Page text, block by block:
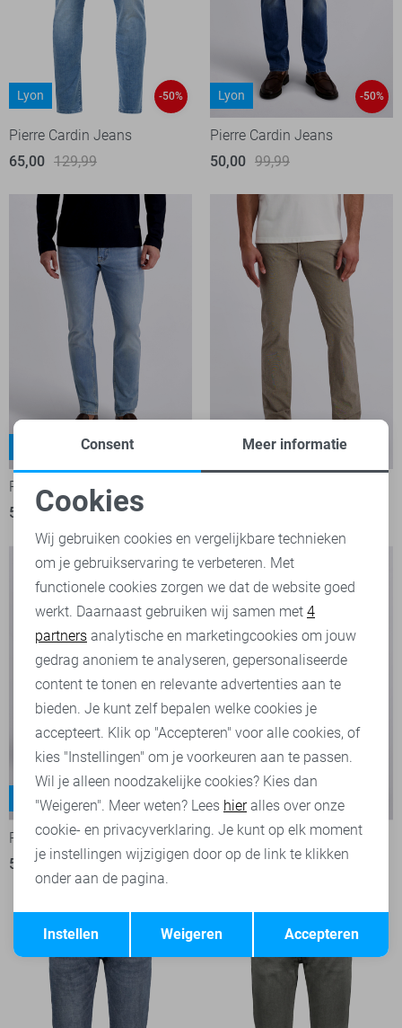
Lyon -50%
Pierre Cardin Jeans
65,00 129,99
Lyon -50%
Pierre Cardin Jeans
50,00 99,99
Pierre Cardin Jeans
55,00
109,99
Lyon
Lyon -50%
Pierre Cardin Jeans
50,00 99,99
Lyon
Pierre Cardin Jeans
50,00
99,99
Noodzakelijke cookies
Personalisatie cookies
Analytische cookies
Marketing cookies
Terug Opslaan
Consent Meer informatie
Cookies
Wij gebruiken cookies en vergelijkbare technieken
om je gebruikservaring te verbeteren. Met
functionele cookies zorgen we dat de website goed
werkt. Daarnaast gebruiken wij samen met 4
partners analytische en marketingcookies om jouw
gedrag anoniem te analyseren, gepersonaliseerde
content te tonen en relevante advertenties aan te
bieden. Je kunt zelf bepalen welke cookies je
accepteert. Klik op "Accepteren" voor alle cookies, of
kies "Instellingen" om je voorkeuren aan te passen.
Wil je alleen noodzakelijke cookies? Kies dan
"Weigeren". Meer weten? Lees hieralles over onze
cookie- en privacyverklaring. Je kunt op elk moment
je instellingen wijzigigen door op de link te klikken
onder aan de pagina.
Accepteren
Weigeren
Instellen